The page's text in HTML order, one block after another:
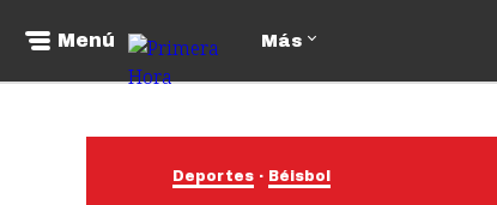
Menú Más
Deportes Béisbol